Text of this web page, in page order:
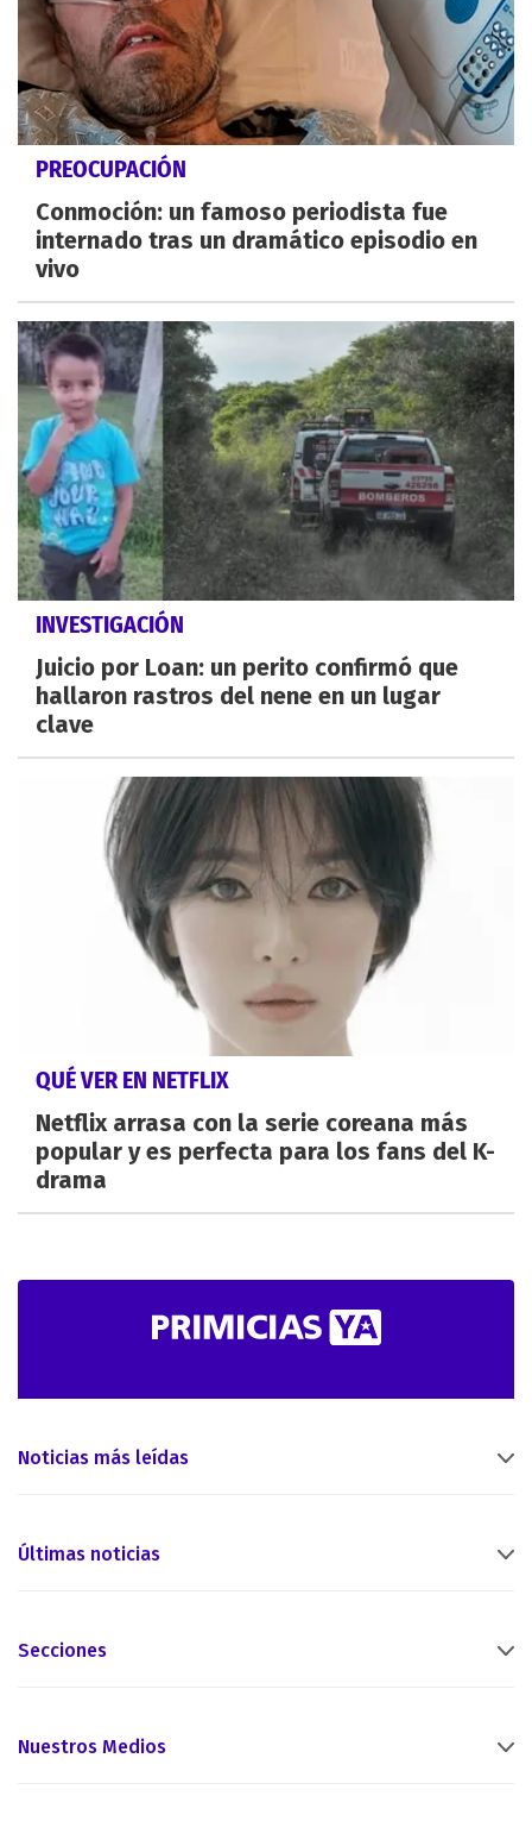
PREOCUPACIÓN
Conmoción: un famoso periodista fue
internado tras un dramático episodio en
vivo
INVESTIGACIÓN
Juicio por Loan: un perito confirmó que
hallaron rastros del nene en un lugar
clave
QUÉ VER EN NETFLIX
Netflix arrasa con la serie coreana más
popular y es perfecta para los fans del K-
drama
Noticias más leídas
Últimas noticias
Secciones
Nuestros Medios